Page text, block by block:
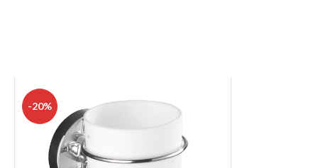
-20%